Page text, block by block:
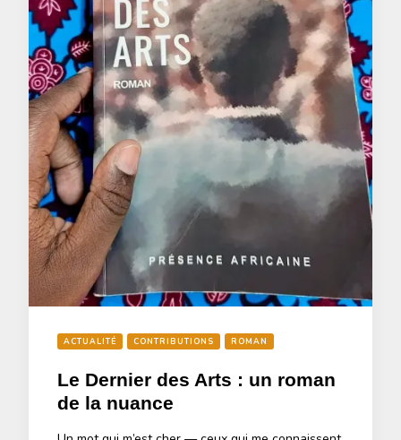
ACTUALITÉ CONTRIBUTIONS ROMAN
Le Dernier des Arts : un roman
de la nuance